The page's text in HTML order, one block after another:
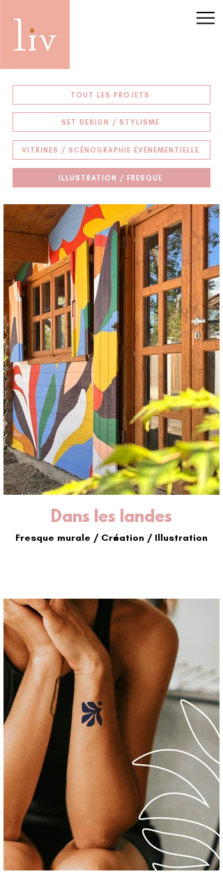
TOUT LES PROJETS
SET DESIGN / STYLISME
VITRINES / SCÉNOGRAPHIE ÉVÉNEMENTIELLE
ILLUSTRATION / FRESQUE
Dans les landes
Fresque murale / Création / Illustration